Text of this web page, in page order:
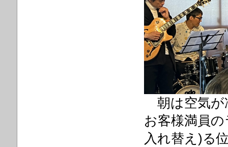
朝は空気が
お客様満員
入れ替え)る